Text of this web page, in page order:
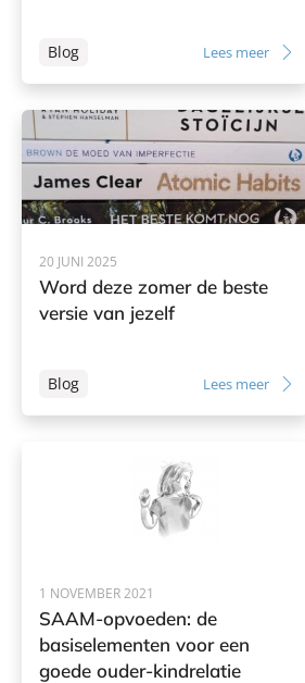
Blog Lees meer
20 JUNI 2025
Word deze zomer de beste
versie van jezelf
Blog Lees meer
1 NOVEMBER 2021
SAAM-opvoeden: de
basiselementen voor een
goede ouder-kindrelatie